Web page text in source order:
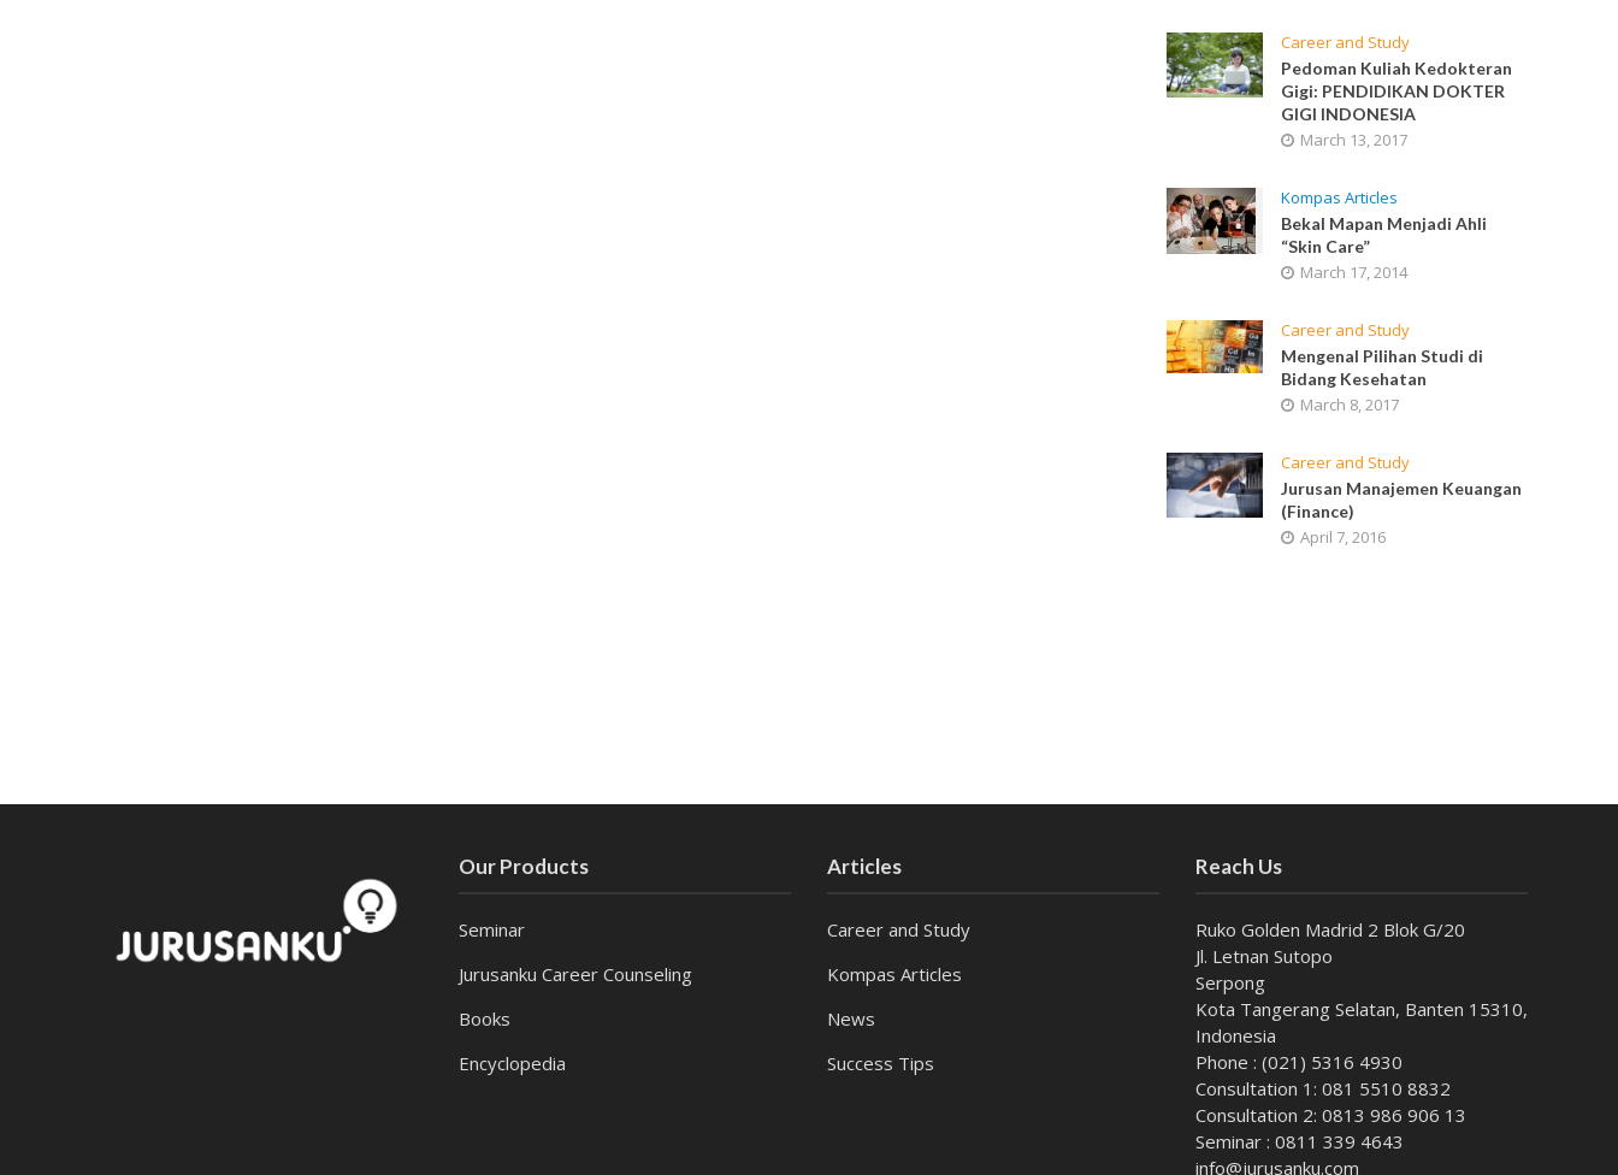
Career and Study
Pedoman Kuliah Kedokteran
Gigi: PENDIDIKAN DOKTER
GIGI INDONESIA
March 13, 2017
Kompas Articles
Bekal Mapan Menjadi Ahli
“Skin Care”
March 17, 2014
Career and Study
Mengenal Pilihan Studi di
Bidang Kesehatan
March 8, 2017
Career and Study
Jurusan Manajemen Keuangan
(Finance)
April 7, 2016
Our Products
Seminar
Jurusanku Career Counseling
Books
Encyclopedia
Articles
Career and Study
Kompas Articles
News
Success Tips
Reach Us
Ruko Golden Madrid 2 Blok G/20
Jl. Letnan Sutopo
Serpong
Kota Tangerang Selatan, Banten 15310,
Indonesia
Phone : (021) 5316 4930
Consultation 1: 081 5510 8832
Consultation 2: 0813 986 906 13
Seminar : 0811 339 4643
info@jurusanku.com